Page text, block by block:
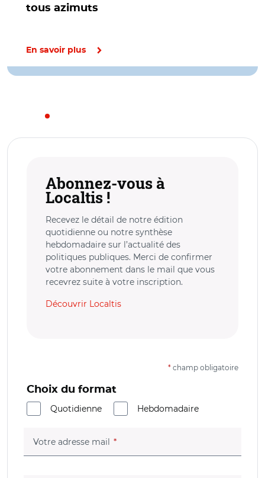
tous azimuts
En savoir plus
Abonnez-vous à
Localtis !
Recevez le détail de notre édition
quotidienne ou notre synthèse
hebdomadaire sur l’actualité des
politiques publiques. Merci de confirmer
votre abonnement dans le mail que vous
recevrez suite à votre inscription.
Découvrir Localtis
* champ obligatoire
Choix du format
Quotidienne
Hebdomadaire
Votre adresse mail (champ obligatoire)